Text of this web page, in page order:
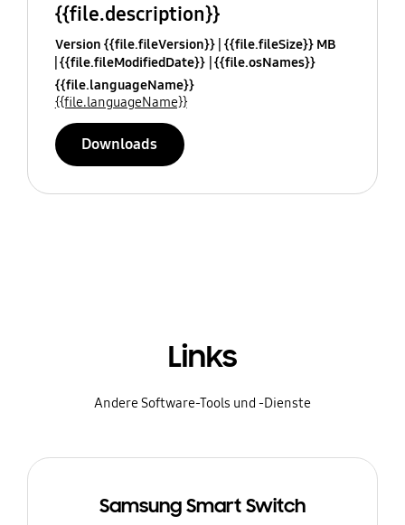
{{file.description}}
Version {{file.fileVersion}} {{file.fileSize}} MB
{{file.fileModifiedDate}} {{file.osNames}}
{{file.languageName}}
{{file.languageName}}
Downloads
Links
Andere Software-Tools und -Dienste
Samsung Smart Switch